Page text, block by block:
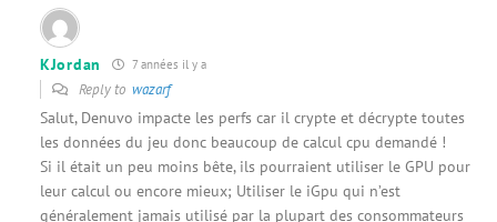
KJordan 7 années il y a
Reply to wazarf
Salut, Denuvo impacte les perfs car il crypte et décrypte toutes
les données du jeu donc beaucoup de calcul cpu demandé !
Si il était un peu moins bête, ils pourraient utiliser le GPU pour
leur calcul ou encore mieux; Utiliser le iGpu qui n’est
généralement jamais utilisé par la plupart des consommateurs